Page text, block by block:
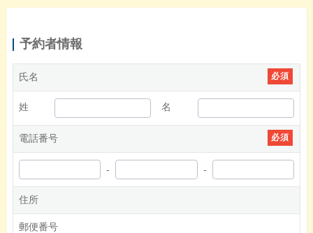
予約者情報
氏名 必須
姓 名
電話番号 必須
- -
住所
郵便番号